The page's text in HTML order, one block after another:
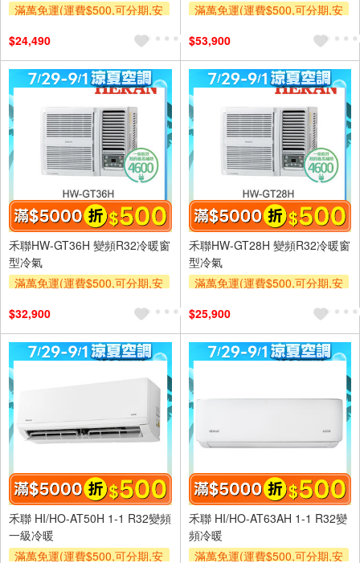
滿萬免運(運費$500,可分期,安
及使用6期以上分期0利率,需付
基本安裝運費)
滿額折$500
滿額贈券
$24,490
滿萬免運(運費$500,可分期,安
及使用6期以上分期0利率,需付
基本安裝運費)
滿額折$500
滿額贈券
$53,900
禾聯HW-GT36H 變頻R32冷暖窗
型冷氣
滿萬免運(運費$500,可分期,安
及使用6期以上分期0利率,需付
基本安裝運費)
滿額折$500
滿額贈券
$32,900
禾聯HW-GT28H 變頻R32冷暖窗
型冷氣
滿萬免運(運費$500,可分期,安
及使用6期以上分期0利率,需付
基本安裝運費)
滿額折$500
滿額贈券
$25,900
禾聯 HI/HO-AT50H 1-1 R32變頻
一級冷暖
滿萬免運(運費$500,可分期,安
禾聯 HI/HO-AT63AH 1-1 R32變
頻冷暖
滿萬免運(運費$500,可分期,安